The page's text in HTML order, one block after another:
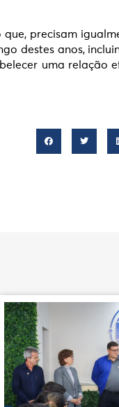
precisam
destes anos,
uma relação